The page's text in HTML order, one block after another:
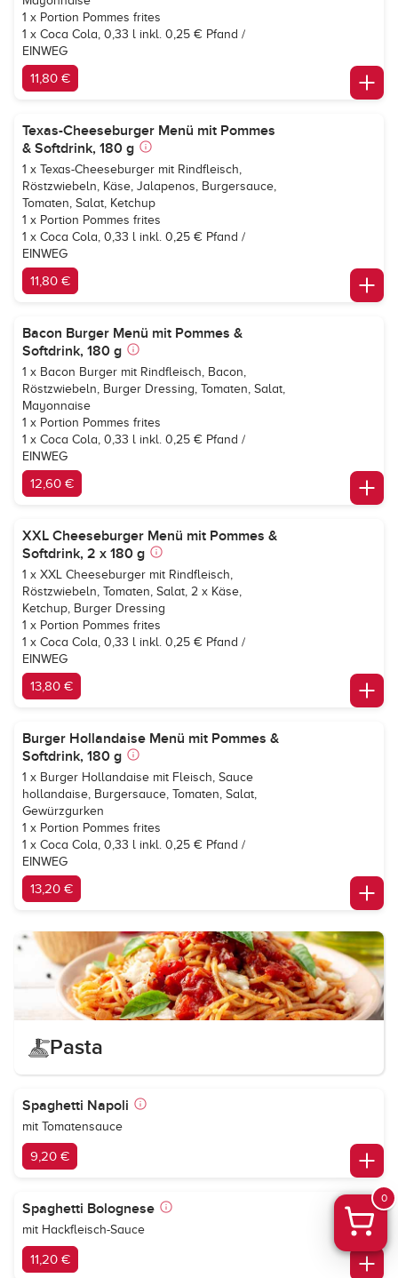
1 x Portion Pommes frites
1 x Coca Cola, 0,33 l inkl. 0,25 € Pfand /
EINWEG
11,80 €
Texas-Cheeseburger Menü mit Pommes
& Softdrink, 180 g
1 x Texas-Cheeseburger mit Rindfleisch,
Röstzwiebeln, Käse, Jalapenos, Burgersauce,
Tomaten, Salat, Ketchup
1 x Portion Pommes frites
1 x Coca Cola, 0,33 l inkl. 0,25 € Pfand /
EINWEG
11,80 €
Bacon Burger Menü mit Pommes &
Softdrink, 180 g
1 x Bacon Burger mit Rindfleisch, Bacon,
Röstzwiebeln, Burger Dressing, Tomaten, Salat,
Mayonnaise
1 x Portion Pommes frites
1 x Coca Cola, 0,33 l inkl. 0,25 € Pfand /
EINWEG
12,60 €
XXL Cheeseburger Menü mit Pommes &
Softdrink, 2 x 180 g
1 x XXL Cheeseburger mit Rindfleisch,
Röstzwiebeln, Tomaten, Salat, 2 x Käse,
Ketchup, Burger Dressing
1 x Portion Pommes frites
1 x Coca Cola, 0,33 l inkl. 0,25 € Pfand /
EINWEG
13,80 €
Burger Hollandaise Menü mit Pommes &
Softdrink, 180 g
1 x Burger Hollandaise mit Fleisch, Sauce
hollandaise, Burgersauce, Tomaten, Salat,
Gewürzgurken
1 x Portion Pommes frites
1 x Coca Cola, 0,33 l inkl. 0,25 € Pfand /
EINWEG
13,20 €
Pasta
Spaghetti Napoli
mit Tomatensauce
9,20 €
Spaghetti Bolognese
mit Hackfleisch-Sauce
11,20 €
0